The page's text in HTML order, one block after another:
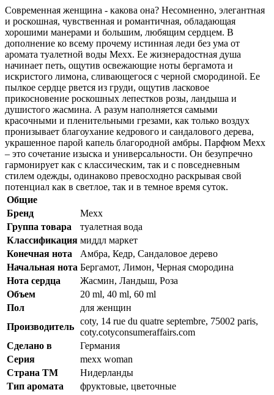
Современная женщина - какова она? Несомненно, элегантная
и роскошная, чувственная и романтичная, обладающая
хорошими манерами и большим, любящим сердцем. В
дополнение ко всему прочему истинная леди без ума от
аромата туалетной воды Mexx. Ее жизнерадостная душа
начинает петь, ощутив освежающие ноты бергамота и
искристого лимона, сливающегося с черной смородиной. Ее
пылкое сердце рвется из груди, ощутив ласковое
прикосновение роскошных лепестков розы, ландыша и
душистого жасмина. А разум наполняется самыми
красочными и пленительными грезами, как только воздух
пронизывает благоухание кедрового и сандалового дерева,
украшенное парой капель благородной амбры. Парфюм Mexx
– это сочетание изыска и универсальности. Он безупречно
гармонирует как с классическим, так и с повседневным
стилем одежды, одинаково превосходно раскрывая свой
потенциал как в светлое, так и в темное время суток.
Общие
Бренд
Mexx
Группа товара
туалетная вода
Классификация миддл маркет
Конечная нота
Амбра, Кедр, Сандаловое дерево
Начальная нота Бергамот, Лимон, Черная смородина
Нота сердца
Жасмин, Ландыш, Роза
Объем
20 ml, 40 ml, 60 ml
Пол
для женщин
Производитель
coty, 14 rue du quatre septembre, 75002 paris,
coty.cotyconsumeraffairs.com
Сделано в
Германия
Серия
mexx woman
Страна ТМ
Нидерланды
Тип аромата
фруктовые, цветочные